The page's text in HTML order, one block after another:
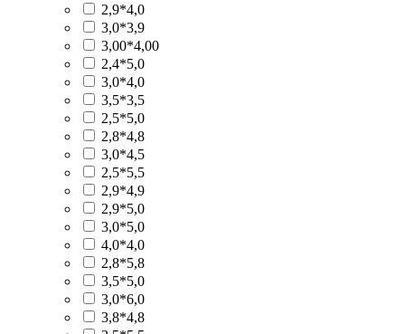
2,9*4,0
3,0*3,9
3,00*4,00
2,4*5,0
3,0*4,0
3,5*3,5
2,5*5,0
2,8*4,8
3,0*4,5
2,5*5,5
2,9*4,9
2,9*5,0
3,0*5,0
4,0*4,0
2,8*5,8
3,5*5,0
3,0*6,0
3,8*4,8